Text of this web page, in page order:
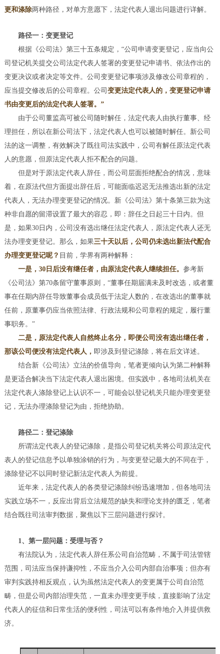
更和涤除两种路径，对单方意愿下，法定代表人退出问题进行详解。
路径一：变更登记
根据《公司法》第三十五条规定，“公司申请变更登记，应当向公
司登记机关提交公司法定代表人签署的变更登记申请书、依法作出的
变更决议或者决定等文件。公司变更登记事项涉及修改公司章程的，
应当提交修改后的公司章程。公司 变更法定代表人的，变更登记申请
书由变更后的法定代表人签署。”
由于公司董监高可被公司随时解任，法定代表人由执行董事、经
理担任，所以在新公司法下，法定代表人也可以被随时解任。新公司
法的这一调整，有效解决了既往司法实践中，公司有解任原法定代表
人的意愿，但原法定代表人拒不配合的问题。
但是对于原法定代表人辞任，而公司层面拒绝配合的情况，意味
着，在原法代但方面提出辞任后，可能面临迟迟无法推选出新的法定
代表人，无法办理变更登记的情况。新《公司法》第十条第三款为这
种非自愿的留滞设置了最大的容忍，即：辞任之日起三十日内。但
是，如果30日内，公司没有选出继任法定代表人，原法定代表人还无
法办理变更登记。那么，如果三十天以后，公司仍未选出新法代配合
办理变更登记呢？ 目前，学界有两种解释：
一是，30日后没有继任者，由原法定代表人继续担任。 参考新
《公司法》第70条留守董事原则，“董事任期届满未及时改选，或者董
事在任期内辞任导致董事会成员低于法定人数的，在改选出的董事就
任前，原董事仍应当依照法律、行政法规和公司章程的规定，履行董
事职务。”
二是，原法定代表人自然终止名分，即便公司没有选出继任者，
那该公司便没有法定代表人， 即涉及到登记涤除，将在后文详述。
结合新《公司法》立法的价值导向，笔者更倾向认为第二种解释
是更适合解决当下法定代表人退出困境。但实践中，各地司法机关在
法定代表人涤除登记上认识不一，可能会以登记机关只能办理变更登
记，无法办理涤除登记为由，拒绝协助。
路径二：登记涤除
所谓法定代表人的登记涤除，是指公司登记机关将公司原法定代
表人的登记信息予以单独涂销的行为，与变更登记最大的不同在于，
涤除登记不以同时登记新法定代表人为前提。
近年来，法定代表人的各类登记涤除纠纷迅速增加，但各地司法
实践立场不一，反应出背后立法规范的缺失和理论支持的匮乏，笔者
结合既往司法审判数据，聚焦以下三层问题进行探讨。
1、第一层问题：受理与否？
有法院认为，法定代表人辞任系公司自治范畴，不属于司法管辖
范围，司法应当保持谦抑性，不应当介入公司内部自治事项；但亦有
审判实践持相反观点，认为虽然法定代表人的变更属于公司自治范
畴，但是公司内部治理失范，一直未办理变更手续，直接影响了法定
代表人的征信和日常生活的便利性，司法可以有条件地介入并提供救
济。